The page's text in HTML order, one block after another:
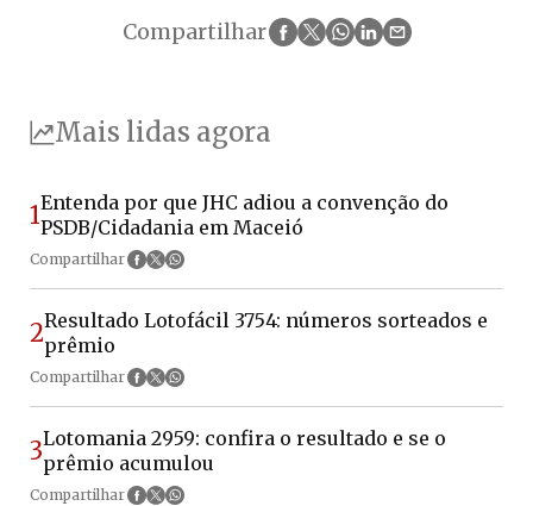
Compartilhar
Mais lidas agora
1Entenda por que JHC adiou a convenção do
PSDB/Cidadania em Maceió
Compartilhar
2Resultado Lotofácil 3754: números sorteados e
prêmio
Compartilhar
3Lotomania 2959: confira o resultado e se o
prêmio acumulou
Compartilhar